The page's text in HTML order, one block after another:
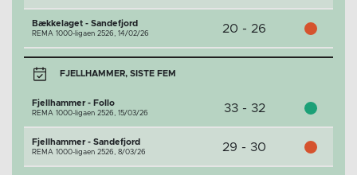
Bækkelaget - Sandefjord
REMA 1000-ligaen 2526, 14/02/26 20 - 26
FJELLHAMMER, SISTE FEM
Fjellhammer - Follo
REMA 1000-ligaen 2526, 15/03/26 33 - 32
Fjellhammer - Sandefjord
REMA 1000-ligaen 2526, 8/03/26 29 - 30